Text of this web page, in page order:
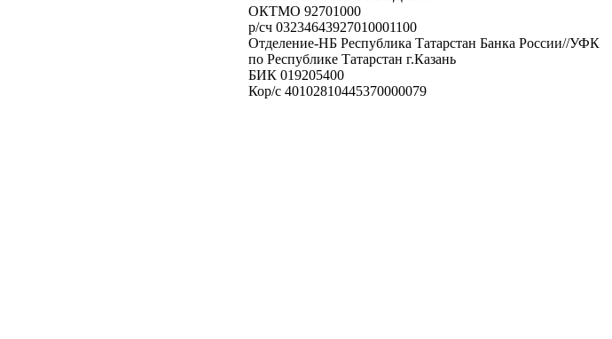
ОКТМО 92701000
р/cч 03234643927010001100
Отделение-НБ Республика Татарстан Банка России//УФК
по Республике Татарстан г.Казань
БИК 019205400
Кор/с 40102810445370000079